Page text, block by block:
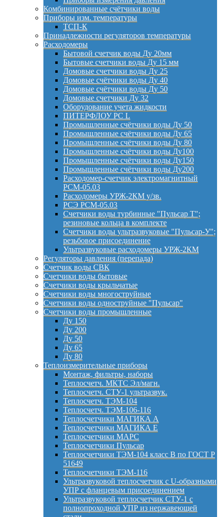
Комбинированные счётчики воды
Приборы изм. температуры
ТСП-К
Принадлежности регуляторов температуры
Расходомеры
Бытовой счетчик воды Ду 20мм
Бытовые счетчики воды Ду 15 мм
Домовые счетчики воды Ду 25
Домовые счётчики воды Ду 40
Домовые счётчики воды Ду 50
Домовые счетчики Ду 32
Оборудование учета жидкости
ПИТЕРФЛОУ РС L
Промышленные счётчики воды Ду 50
Промышленные счётчики воды Ду 65
Промышленные счётчики воды Ду 80
Промышленные счётчики воды Ду100
Промышленные счётчики воды Ду150
Промышленные счётчики воды Ду200
Расходомер-счетчик электромагнитный
РСМ-05.03
Расходомеры УРЖ-2КМ у/зв.
РСЭ РСМ-05.03
Счетчики воды турбинные "Пульсар Т";
резиновые кольца в комплекте
Счетчики воды ультразвуковые "Пульсар-У";
резьбовое присоединение
Ультразвуковые расходомеры УРЖ-2КМ
Регуляторы давления (перепада)
Счетчик воды СВК
Счетчики воды бытовые
Счетчики воды крыльчатые
Счетчики воды многоструйные
Счетчики воды одноструйные "Пульсар"
Счетчики воды промышленные
Ду 150
Ду 200
Ду 50
Ду 65
Ду 80
Теплоизмерительные приборы
Монтаж, фильтры, наборы
Теплосчетч. МКТС Эл/магн.
Теплосчетч. СТУ-1 ультразвук.
Теплосчетч. ТЭМ-104
Теплосчетч. ТЭМ-106-116
Теплосчетчики МАГИКА А
Теплосчетчики МАГИКА Е
Теплосчетчики МАРС
Теплосчетчики Пульсар
Теплосчетчики ТЭМ-104 класс B по ГОСТ Р
51649
Теплосчетчики ТЭМ-116
Ультразвуковой теплосчетчик с U-образными
УПР с фланцевым присоединением
Ультразвуковой теплосчетчик СТУ-1 с
полнопроходной УПР из нержавеющей